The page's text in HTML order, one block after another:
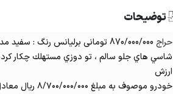
توضیحات
حراج870/000/000 تومانی برلیانس رنگ : سفید مدل : 97
شاسي هاي جلو سالم ، تو دوزي مستهلك چكار
ارزش
خودرو موصوف به